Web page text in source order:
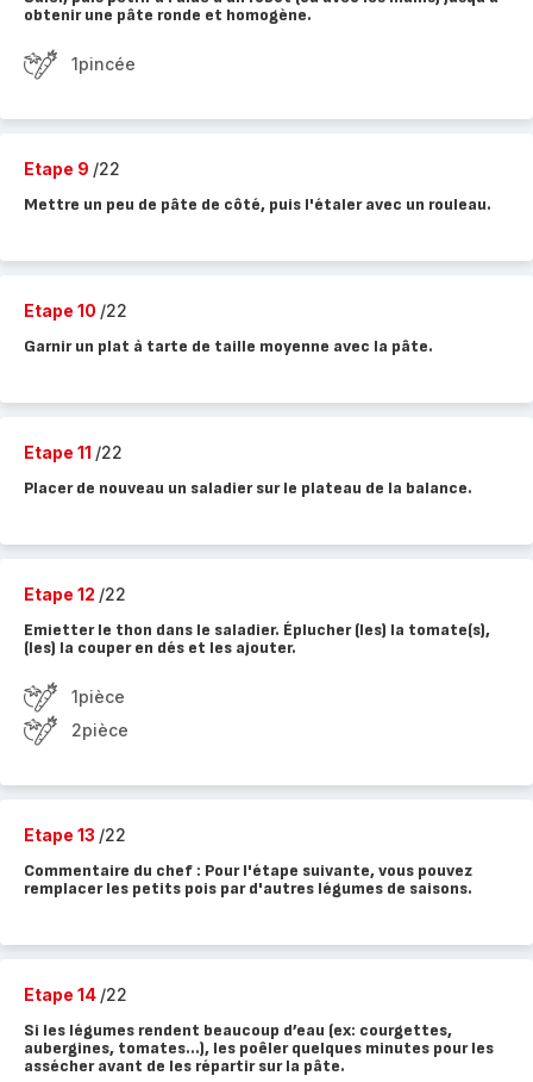
obtenir une pâte ronde et homogène.
1pincée
Etape 9 /22
Mettre un peu de pâte de côté, puis l'étaler avec un rouleau.
Etape 10 /22
Garnir un plat à tarte de taille moyenne avec la pâte.
Etape 11 /22
Placer de nouveau un saladier sur le plateau de la balance.
Etape 12 /22
Emietter le thon dans le saladier. Éplucher (les) la tomate(s),
(les) la couper en dés et les ajouter.
1pièce
2pièce
Etape 13 /22
Commentaire du chef : Pour l'étape suivante, vous pouvez
remplacer les petits pois par d'autres légumes de saisons.
Etape 14 /22
Si les légumes rendent beaucoup d’eau (ex: courgettes,
aubergines, tomates...), les poêler quelques minutes pour les
assécher avant de les répartir sur la pâte.